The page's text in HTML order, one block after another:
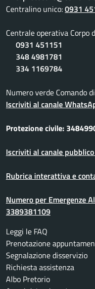
Centralino unico:0931
Centrale operativa Corpo
0931 451151
348 4981781
334 1169784
Numero verde Comando
Iscriviti al canale
Protezione civile:
Iscriviti al canale
Rubrica interattiva e
Numero per Emergenze
3389381109
Leggi le FAQ
Prenotazione
Segnalazione disservizio
Richiesta assistenza
Albo Pretorio